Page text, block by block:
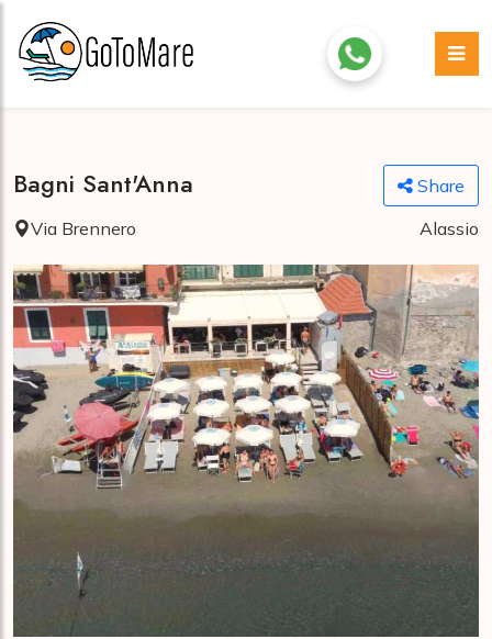
Bagni Sant'Anna
Share
Via Brennero
Alassio